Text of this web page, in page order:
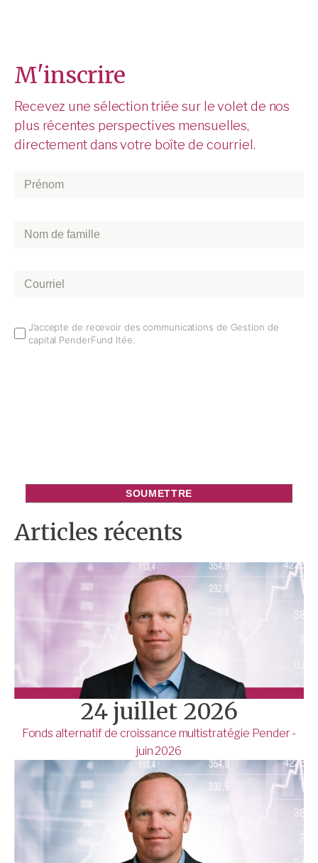
M'inscrire
Recevez une sélection triée sur le volet de nos
plus récentes perspectives mensuelles,
directement dans votre boîte de courriel.
Prénom*
Nom
Courriel*
Email
Opt
J’accepte de recevoir des communications de Gestion de
capital PenderFund ltée.
Articles récents
24 juillet 2026
Fonds alternatif de croissance multistratégie Pender -
juin 2026